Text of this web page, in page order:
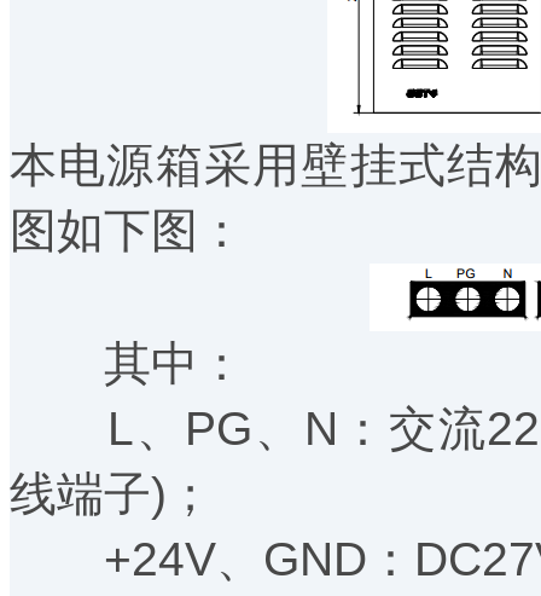
本电源箱采用壁挂式结
图如下图：
其中：
L、PG、N：交流
线端子)；
+24V、GND：